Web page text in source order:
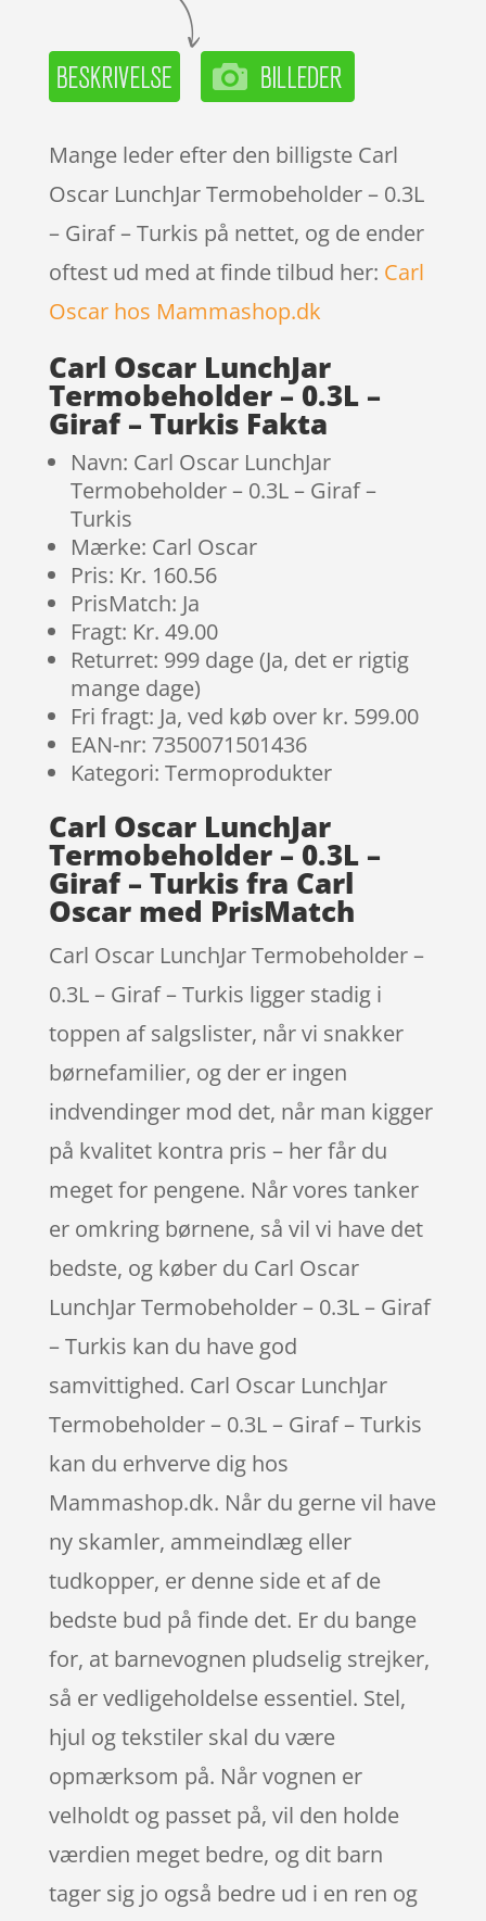
Mange leder efter den billigste Carl
Oscar LunchJar Termobeholder – 0.3L
– Giraf – Turkis på nettet, og de ender
oftest ud med at finde tilbud her: Carl
Oscar hos Mammashop.dk
Carl Oscar LunchJar
Termobeholder – 0.3L –
Giraf – Turkis Fakta
Navn: Carl Oscar LunchJar
Termobeholder – 0.3L – Giraf –
Turkis
Mærke: Carl Oscar
Pris: Kr. 160.56
PrisMatch: Ja
Fragt: Kr. 49.00
Returret: 999 dage (Ja, det er rigtig
mange dage)
Fri fragt: Ja, ved køb over kr. 599.00
EAN-nr: 7350071501436
Kategori: Termoprodukter
Carl Oscar LunchJar
Termobeholder – 0.3L –
Giraf – Turkis fra Carl
Oscar med PrisMatch
Carl Oscar LunchJar Termobeholder –
0.3L – Giraf – Turkis ligger stadig i
toppen af salgslister, når vi snakker
børnefamilier, og der er ingen
indvendinger mod det, når man kigger
på kvalitet kontra pris – her får du
meget for pengene. Når vores tanker
er omkring børnene, så vil vi have det
bedste, og køber du Carl Oscar
LunchJar Termobeholder – 0.3L – Giraf
– Turkis kan du have god
samvittighed. Carl Oscar LunchJar
Termobeholder – 0.3L – Giraf – Turkis
kan du erhverve dig hos
Mammashop.dk. Når du gerne vil have
ny skamler, ammeindlæg eller
tudkopper, er denne side et af de
bedste bud på finde det. Er du bange
for, at barnevognen pludselig strejker,
så er vedligeholdelse essentiel. Stel,
hjul og tekstiler skal du være
opmærksom på. Når vognen er
velholdt og passet på, vil den holde
værdien meget bedre, og dit barn
tager sig jo også bedre ud i en ren og